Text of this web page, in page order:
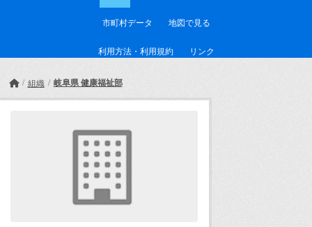
市町村データ 地図で見る
利用方法・利用規約 リンク
組織 岐阜県 健康福祉部